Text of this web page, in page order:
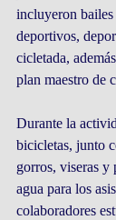
incluyeron
deportivos,
cicletada,
plan maestro de
Durante la
bicicletas, junto
gorros, viseras y
agua para los
colaboradores